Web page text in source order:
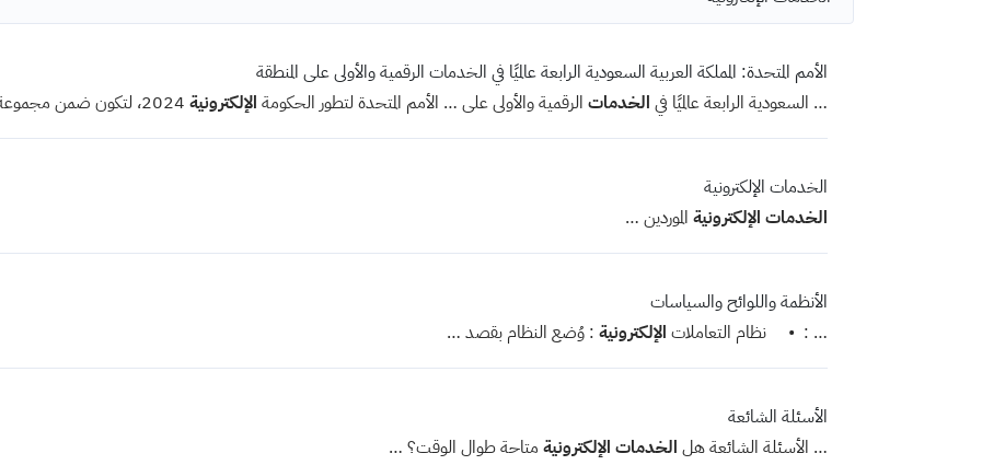
الشكاوى والمقترحات
tabs
الأمم المتحدة: المملكة العربية السعودية الرابعة عالميًا في الخدمات الرقمية والأولى على المنطقة
… السعودية الرابعة عالميًا في الخدمات الرقمية والأولى على … الأمم المتحدة لتطور الحكومة الإلكترونية
الخدمات الإلكترونية
الخدمات الإلكترونية الموردين …
الأنظمة واللوائح والسياسات
… : • نظام التعاملات الإلكترونية : وُضع النظام بقصد …
الأسئلة الشائعة
… الأسئلة الشائعة هل الخدمات الإلكترونية متاحة طوال الوقت؟ …